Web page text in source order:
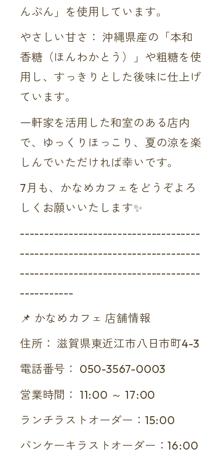
んぷん」を使用しています。
やさしい甘さ： 沖縄県産の「本和
香糖（ほんわかとう）」や粗糖を使
用し、すっきりとした後味に仕上げ
ています。
一軒家を活用した和室のある店内
で、ゆっくりほっこり、夏の涼を楽
しんでいただければ幸いです。
7月も、かなめカフェをどうぞよろ
しくお願いいたします✨
-------------------------------------
-------------------------------------
-------------------------------------
-----------
📌 かなめカフェ 店舗情報
住所： 滋賀県東近江市八日市町4-3
電話番号： 050-3567-0003
営業時間： 11:00 ～ 17:00
ランチラストオーダー：15:00
パンケーキラストオーダー：16:00